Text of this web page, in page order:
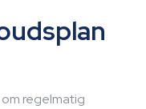
regelmatig